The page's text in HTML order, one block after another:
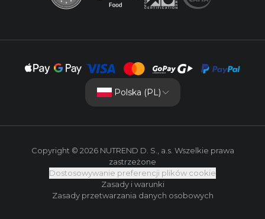
Polska (PL)
Copyright © 2026 NUTREND D. S., a.s. Wszelkie prawa
zastrzeżone
Dostosowywanie preferencji plików cookie
Zasady i warunki
Zasady przetwarzania danych osobowych